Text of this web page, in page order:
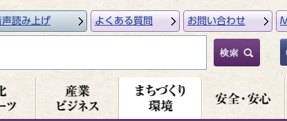
読み上げ よくある質問 お問い合わせ